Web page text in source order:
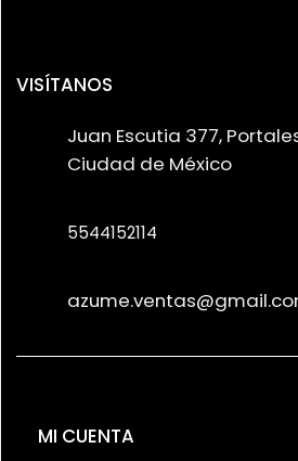
VISÍTANOS
Juan Escutia 377,
Ciudad de México
5544152114
MI CUENTA